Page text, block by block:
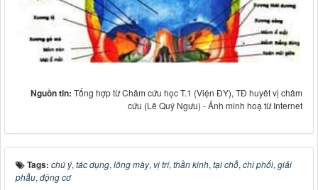
Nguồn tin: Tổng hợp từ Châm cứu học T.1 (Viện ĐY), TĐ huyêt vị châm
cứu (Lê Quý Ngưu) - Ảnh minh hoạ từ Internet
Tags: chú ý, tác dụng, lông mày, vị trí, thần kinh, tại chỗ, chi phối, giải
phẫu, động cơ